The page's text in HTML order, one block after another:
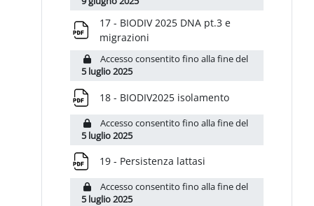
17 - BIODIV 2025 DNA pt.3 e
migrazioni
Accesso consentito fino alla fine del
5 luglio 2025
18 - BIODIV2025 isolamento
Accesso consentito fino alla fine del
5 luglio 2025
19 - Persistenza lattasi
Accesso consentito fino alla fine del
5 luglio 2025